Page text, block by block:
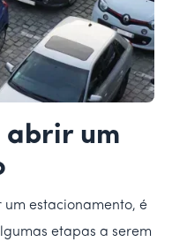
abrir um
um estacionamento, é
etapas a serem